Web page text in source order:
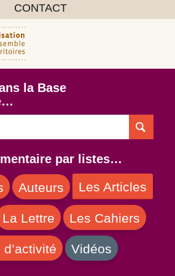
CONTACT
la Base
par listes…
Auteurs Les Articles
La Lettre Les Cahiers
Vidéos